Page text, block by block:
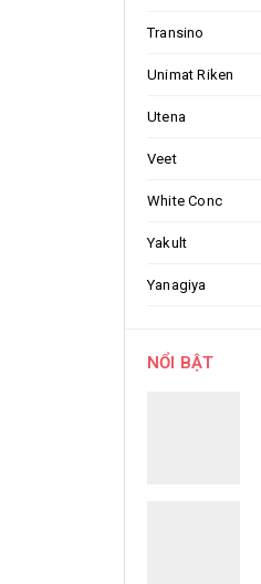
Transino
Unimat Riken
Utena
Veet
White Conc
Yakult
Yanagiya
NỔI BẬT